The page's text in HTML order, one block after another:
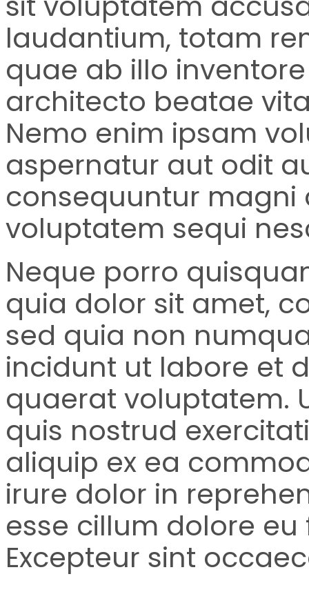
laudantium, totam
quae ab illo
architecto beatae
Nemo enim ipsam
aspernatur aut odit
consequuntur magni
voluptatem sequi
Neque porro
quia dolor sit amet,
sed quia non
incidunt ut labore et
quaerat voluptatem.
quis nostrud
aliquip ex ea
irure dolor in
esse cillum dolore
Excepteur sint